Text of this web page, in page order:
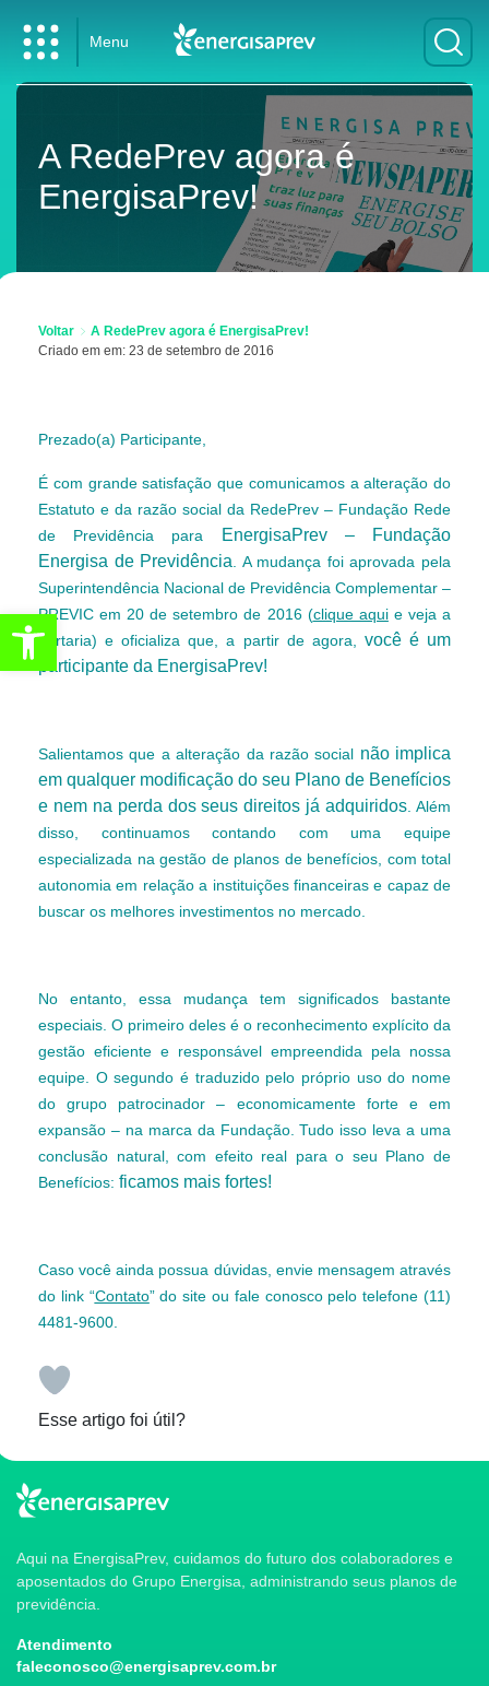
Menu
A RedePrev agora é
EnergisaPrev!
Voltar
A RedePrev agora é EnergisaPrev!
Criado em em: 23 de setembro de 2016
Prezado(a) Participante,
É com grande satisfação que comunicamos a alteração do
Estatuto e da razão social da RedePrev – Fundação Rede
de Previdência para
EnergisaPrev – Fundação
Energisa de Previdência . A mudança foi aprovada pela
Superintendência Nacional de Previdência Complementar –
PREVIC em 20 de setembro de 2016 (clique aquie veja a
portaria) e oficializa que, a partir de agora, você é um
participante da EnergisaPrev!
Salientamos que a alteração da razão social não implica
em qualquer modificação do seu Plano de Benefícios
e nem na perda dos seus direitos já adquiridos . Além
disso, continuamos contando com uma equipe
especializada na gestão de planos de benefícios, com total
autonomia em relação a instituições financeiras e capaz de
buscar os melhores investimentos no mercado.
No entanto, essa mudança tem significados bastante
especiais. O primeiro deles é o reconhecimento explícito da
gestão eficiente e responsável empreendida pela nossa
equipe. O segundo é traduzido pelo próprio uso do nome
do grupo patrocinador – economicamente forte e em
expansão – na marca da Fundação. Tudo isso leva a uma
conclusão natural, com efeito real para o seu Plano de
Benefícios: ficamos mais fortes!
Caso você ainda possua dúvidas, envie mensagem através
do link “Contato” do site ou fale conosco pelo telefone (11)
4481-9600.
Esse artigo foi útil?
Aqui na EnergisaPrev, cuidamos do futuro dos colaboradores e
aposentados do Grupo Energisa, administrando seus planos de
previdência.
Atendimento
faleconosco@energisaprev.com.br
Abrir a barra de ferramentas